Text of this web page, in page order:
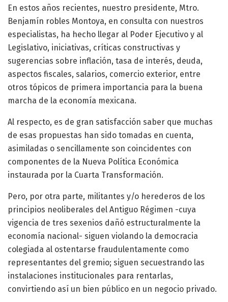
En estos años recientes, nuestro presidente, Mtro.
Benjamín robles Montoya, en consulta con nuestros
especialistas, ha hecho llegar al Poder Ejecutivo y al
Legislativo, iniciativas, críticas constructivas y
sugerencias sobre inflación, tasa de interés, deuda,
aspectos fiscales, salarios, comercio exterior, entre
otros tópicos de primera importancia para la buena
marcha de la economía mexicana.
Al respecto, es de gran satisfacción saber que muchas
de esas propuestas han sido tomadas en cuenta,
asimiladas o sencillamente son coincidentes con
componentes de la Nueva Política Económica
instaurada por la Cuarta Transformación.
Pero, por otra parte, militantes y/o herederos de los
principios neoliberales del Antiguo Régimen -cuya
vigencia de tres sexenios dañó estructuralmente la
economía nacional- siguen violando la democracia
colegiada al ostentarse fraudulentamente como
representantes del gremio; siguen secuestrando las
instalaciones institucionales para rentarlas,
convirtiendo así un bien público en un negocio privado.